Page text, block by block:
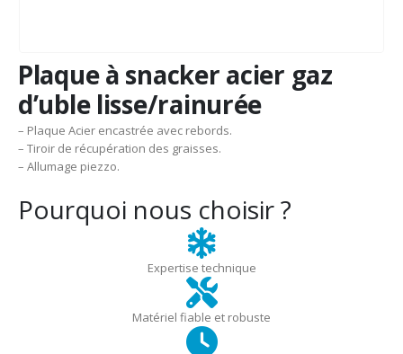
Plaque à snacker acier gaz
d’uble lisse/rainurée
– Plaque Acier encastrée avec rebords.
– Tiroir de récupération des graisses.
– Allumage piezzo.
Pourquoi nous choisir ?
Expertise technique
Matériel fiable et robuste